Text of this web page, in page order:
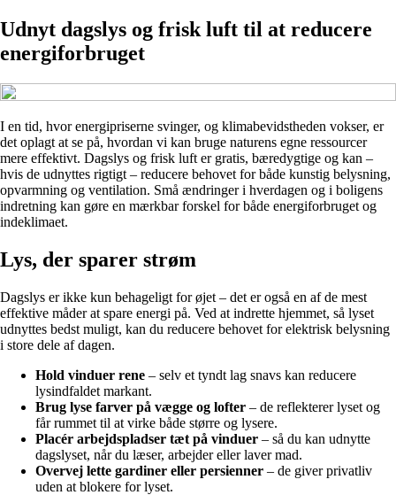
Udnyt dagslys og frisk luft til at reducere
energiforbruget
I en tid, hvor energipriserne svinger, og klimabevidstheden vokser, er
det oplagt at se på, hvordan vi kan bruge naturens egne ressourcer
mere effektivt. Dagslys og frisk luft er gratis, bæredygtige og kan –
hvis de udnyttes rigtigt – reducere behovet for både kunstig belysning,
opvarmning og ventilation. Små ændringer i hverdagen og i boligens
indretning kan gøre en mærkbar forskel for både energiforbruget og
indeklimaet.
Lys, der sparer strøm
Dagslys er ikke kun behageligt for øjet – det er også en af de mest
effektive måder at spare energi på. Ved at indrette hjemmet, så lyset
udnyttes bedst muligt, kan du reducere behovet for elektrisk belysning
i store dele af dagen.
Hold vinduer rene – selv et tyndt lag snavs kan reducere
lysindfaldet markant.
Brug lyse farver på vægge og lofter – de reflekterer lyset og
får rummet til at virke både større og lysere.
Placér arbejdspladser tæt på vinduer – så du kan udnytte
dagslyset, når du læser, arbejder eller laver mad.
Overvej lette gardiner eller persienner – de giver privatliv
uden at blokere for lyset.